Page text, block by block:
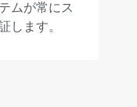
ムが常にス
します。